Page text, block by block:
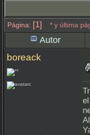
Página: [1] * y última
Autor
boreack